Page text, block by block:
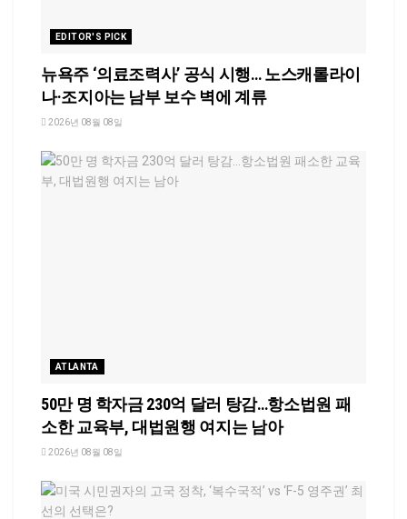
EDITOR'S PICK
뉴욕주 ‘의료조력사’ 공식 시행… 노스캐롤라이
나·조지아는 남부 보수 벽에 계류
2026년 08월 08일
ATLANTA
50만 명 학자금 230억 달러 탕감…항소법원 패
소한 교육부, 대법원행 여지는 남아
2026년 08월 08일